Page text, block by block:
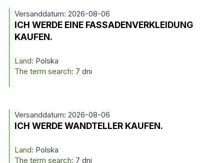
Versanddatum: 2026-08-06
ICH WERDE EINE FASSADENVERKLEIDUNG
KAUFEN.
Land: Polska
The term search: 7 dni
Versanddatum: 2026-08-06
ICH WERDE WANDTELLER KAUFEN.
Land: Polska
The term search: 7 dni